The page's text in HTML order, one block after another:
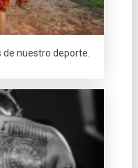
de nuestro deporte.